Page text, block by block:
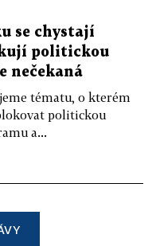
se chystají
politickou
nečekaná
tématu, o kterém
politickou
a...